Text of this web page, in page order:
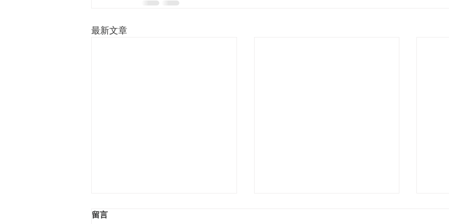
最新文章
留言